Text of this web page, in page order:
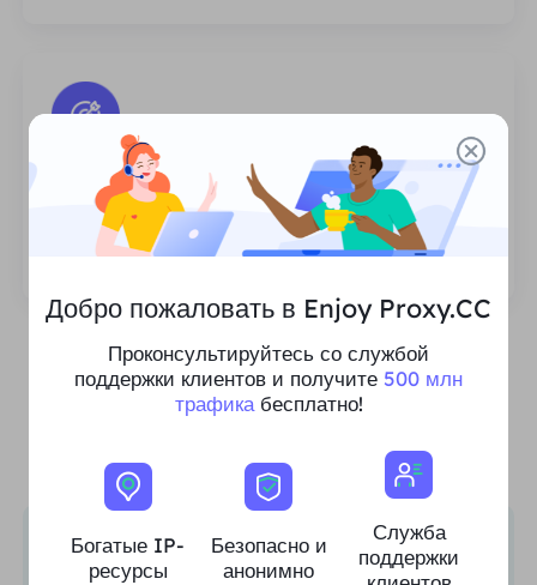
Стабильный и эффективный
Обширная полоса пропускания поддерживает
бизнес-требования.
IP-ресурсы для любого
варианта использования
Исследование рынка
Добро пожаловать в Enjoy Proxy.CC
Проконсультируйтесь со службой
поддержки клиентов и получите 500 млн
трафикабесплатно!
Богатые IP-
ресурсы
Безопасно и
анонимно
Служба
поддержки